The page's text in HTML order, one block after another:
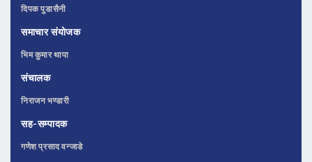
दिपक पुडासैनी
समाचार संयोजक
भिम कुमार थापा
संचालक
निराजन भण्डारी
सह-सम्पादक
गणेश प्रसाद वन्जाडे